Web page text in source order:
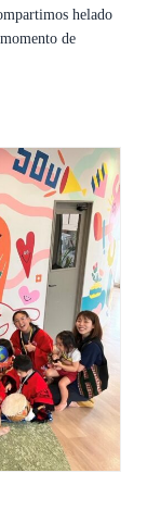
helado
de